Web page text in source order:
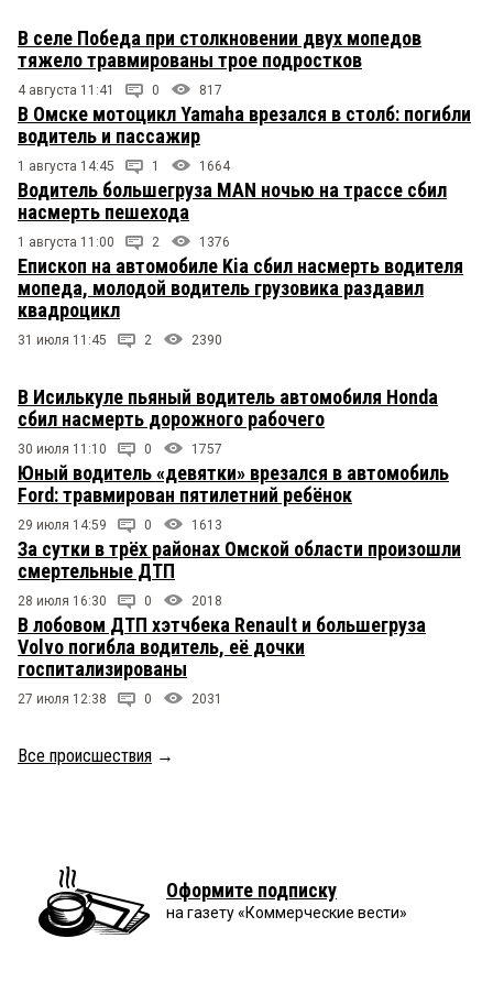
В селе Победа при столкновении двух мопедов
тяжело травмированы трое подростков
4 августа 11:41 0 817
В Омске мотоцикл Yamaha врезался в столб: погибли
водитель и пассажир
1 августа 14:45 1 1664
Водитель большегруза MAN ночью на трассе сбил
насмерть пешехода
1 августа 11:00 2 1376
Епископ на автомобиле Kia сбил насмерть водителя
мопеда, молодой водитель грузовика раздавил
квадроцикл
31 июля 11:45 2 2390
В Исилькуле пьяный водитель автомобиля Honda
сбил насмерть дорожного рабочего
30 июля 11:10 0 1757
Юный водитель «девятки» врезался в автомобиль
Ford: травмирован пятилетний ребёнок
29 июля 14:59 0 1613
За сутки в трёх районах Омской области произошли
смертельные ДТП
28 июля 16:30 0 2018
В лобовом ДТП хэтчбека Renault и большегруза
Volvo погибла водитель, её дочки
госпитализированы
27 июля 12:38 0 2031
Все происшествия →
Оформите подписку
на газету «Коммерческие вести»